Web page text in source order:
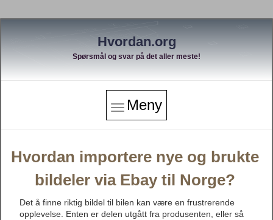
Hvordan.org
Spørsmål og svar på det aller meste!
Meny
Hvordan importere nye og brukte
bildeler via Ebay til Norge?
Det å finne riktig bildel til bilen kan være en frustrerende
opplevelse. Enten er delen utgått fra produsenten, eller så